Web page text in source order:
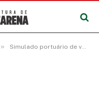
» Simulado portuário de vazamento de óleo testa capacidade de resposta ambiental em Barcarena